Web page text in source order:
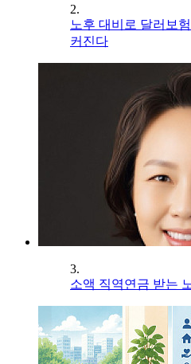
2.
노후 대비로 달러보
커진다
3.
소액 직역연금 받는